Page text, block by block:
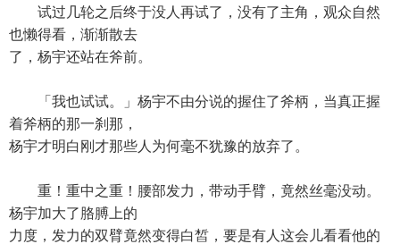
试过几轮之后终于没人再试了，没有了主角，观众自然
也懒得看，渐渐散去
了，杨宇还站在斧前。
「我也试试。」杨宇不由分说的握住了斧柄，当真正握
着斧柄的那一刹那，
杨宇才明白刚才那些人为何毫不犹豫的放弃了。
重！重中之重！腰部发力，带动手臂，竟然丝毫没动。
杨宇加大了胳膊上的
力度，发力的双臂竟然变得白皙，要是有人这会儿看看他的